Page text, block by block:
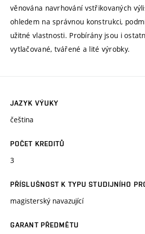
věnována navrhování vstřikovaných
ohledem na správnou konstrukci,
užitné vlastnosti. Probírány jsou i
vytlačované, tvářené a lité výrobky.
JAZYK VÝUKY
čeština
POČET KREDITŮ
3
PŘÍSLUŠNOST K TYPU STUDIJNÍHO
magisterský navazující
GARANT PŘEDMĚTU